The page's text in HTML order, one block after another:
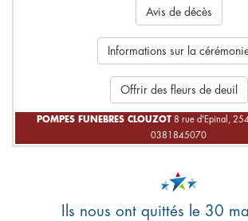
Avis de décès
Informations sur la
Offrir des fleurs de deuil
POMPES FUNEBRES CLOUZOT 8 rue d'Epinal,
0381845070
Ils nous ont quittés le 30